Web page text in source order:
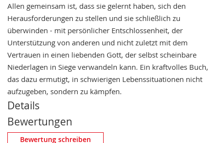
Allen gemeinsam ist, dass sie gelernt haben, sich den
Herausforderungen zu stellen und sie schließlich zu
überwinden - mit persönlicher Entschlossenheit, der
Unterstützung von anderen und nicht zuletzt mit dem
Vertrauen in einen liebenden Gott, der selbst scheinbare
Niederlagen in Siege verwandeln kann. Ein kraftvolles Buch,
das dazu ermutigt, in schwierigen Lebenssituationen nicht
aufzugeben, sondern zu kämpfen.
Details
Bewertungen
Eigene Bewertung schreiben
Bewertung schreiben